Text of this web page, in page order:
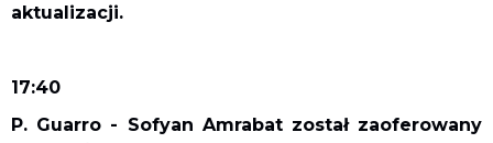
aktualizacji.
17:40
P. Guarro - Sofyan Amrabat został zaoferowany